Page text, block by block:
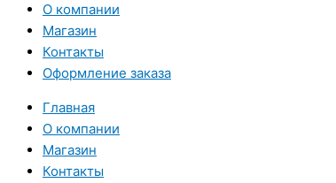
О компании
Магазин
Контакты
Оформление заказа
Главная
О компании
Магазин
Контакты